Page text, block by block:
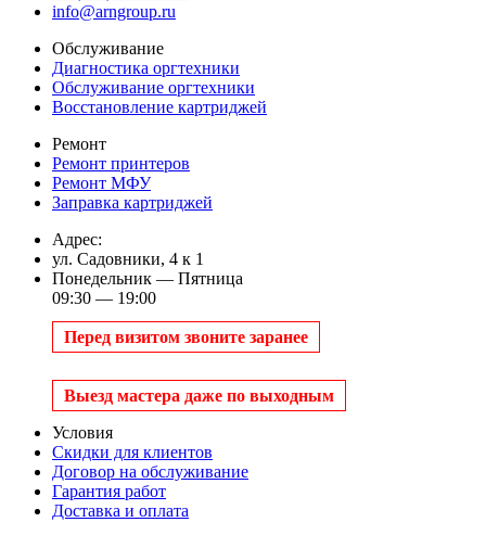
info@arngroup.ru
Обслуживание
Диагностика оргтехники
Обслуживание оргтехники
Восстановление картриджей
Ремонт
Ремонт принтеров
Ремонт МФУ
Заправка картриджей
Адрес:
ул. Садовники, 4 к 1
Понедельник — Пятница
09:30 — 19:00
Перед визитом звоните заранее
Выезд мастера даже по выходным
Условия
Скидки для клиентов
Договор на обслуживание
Гарантия работ
Доставка и оплата